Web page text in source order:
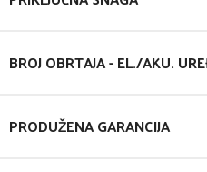
BROJ OBRTAJA - EL./AKU.
PRODUŽENA GARANCIJA